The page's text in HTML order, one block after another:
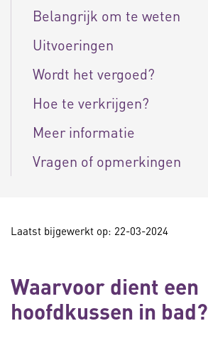
Belangrijk om te weten
Uitvoeringen
Wordt het vergoed?
Hoe te verkrijgen?
Meer informatie
Vragen of opmerkingen
Laatst bijgewerkt op: 22-03-2024
Waarvoor dient een
hoofdkussen in bad?